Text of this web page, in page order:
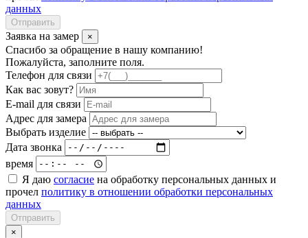
данных
Отправить
Заявка на замер ×
Спасибо за обращение в нашу компанию!
Пожалуйста, заполните поля.
Телефон для связи
Как вас зовут?
E-mail для связи
Адрес для замера
Выбрать изделие
Дата звонка
время
Я даю согласие на обработку персональных данных и
прочел политику в отношении обработки персональных
данных
Отправить
×